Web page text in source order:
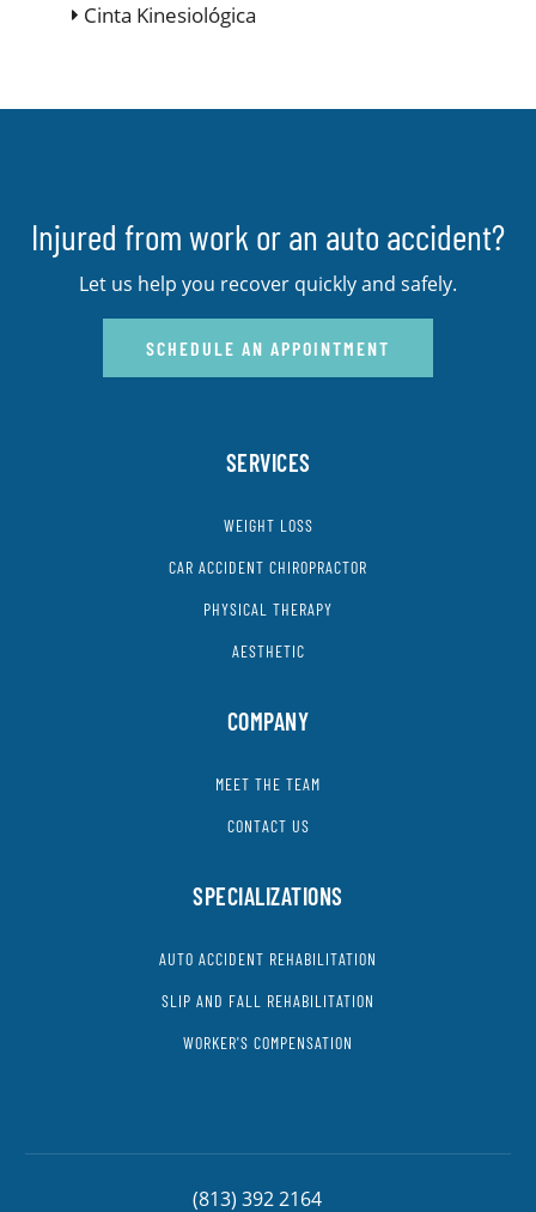
Cinta Kinesiológica
Injured from work or an auto accident?
Let us help you recover quickly and safely.
SCHEDULE AN APPOINTMENT
SERVICES
WEIGHT LOSS
CAR ACCIDENT CHIROPRACTOR
PHYSICAL THERAPY
AESTHETIC
COMPANY
MEET THE TEAM
CONTACT US
SPECIALIZATIONS
AUTO ACCIDENT REHABILITATION
SLIP AND FALL REHABILITATION
WORKER'S COMPENSATION
(813) 392 2164